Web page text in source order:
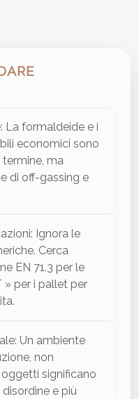
La formaldeide e i
economici sono
ma
di off-gassing e
Ignora le
Cerca
EN 71.3 per le
» per i pallet per
Un ambiente
non
oggetti significano
e più